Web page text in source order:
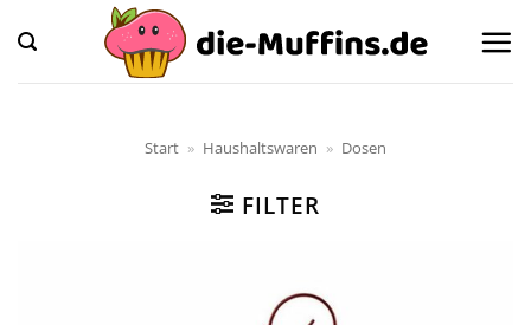
Inhalt
springen
Start » Haushaltswaren » Dosen
FILTER